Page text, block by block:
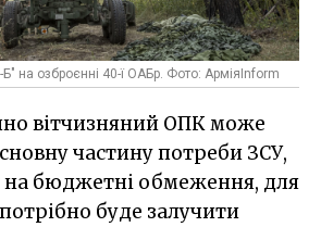
на озброєнні 40-ї ОАБр. Фото: АрміяInform
вітчизняний ОПК може
частину потреби ЗСУ,
на бюджетні обмеження, для
буде залучити